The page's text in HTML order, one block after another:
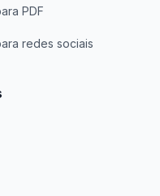
PDF
redes sociais